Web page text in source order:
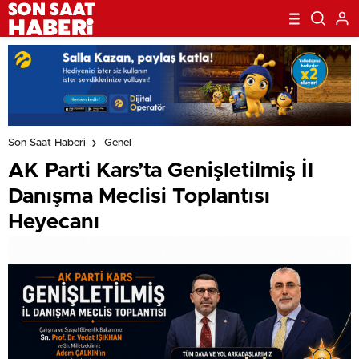
Son Saat Haberi Genel
AK Parti Kars’ta Genişletilmiş İl
Danışma Meclisi Toplantısı
Heyecanı